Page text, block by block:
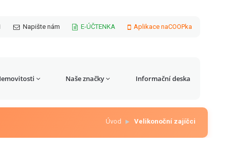
Napište nám E-ÚČTENKA Aplikace naCOOPka
Naše značky Informační deska
Úvod Velikonoční zajíčci